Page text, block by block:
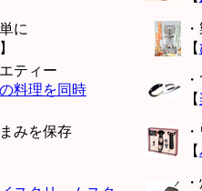
に
】
【
ティー
料理を同時
【
みを保存
【